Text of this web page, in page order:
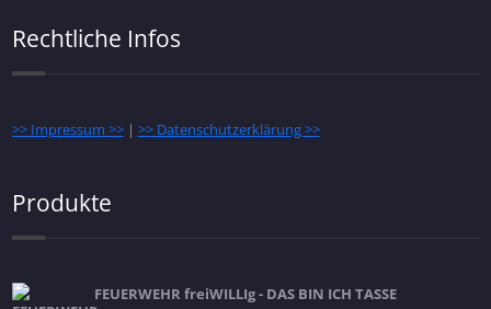
Rechtliche Infos
>> Impressum >>| >> Datenschutzerklärung >>
Produkte
FEUERWEHR freiWILLIg - DAS BIN ICH TASSE